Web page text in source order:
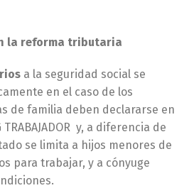
la reforma tributaria
a la seguridad social se
en el caso de los
de familia deben declararse en
y, a diferencia de
se limita a hijos menores de
para trabajar, y a cónyuge